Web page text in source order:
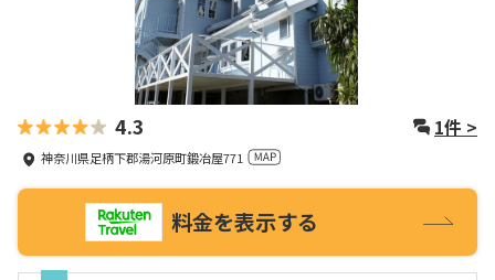
4.3 1件 >
神奈川県足柄下郡湯河原町鍛冶屋771
料金を表示する